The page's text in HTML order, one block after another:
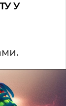
У